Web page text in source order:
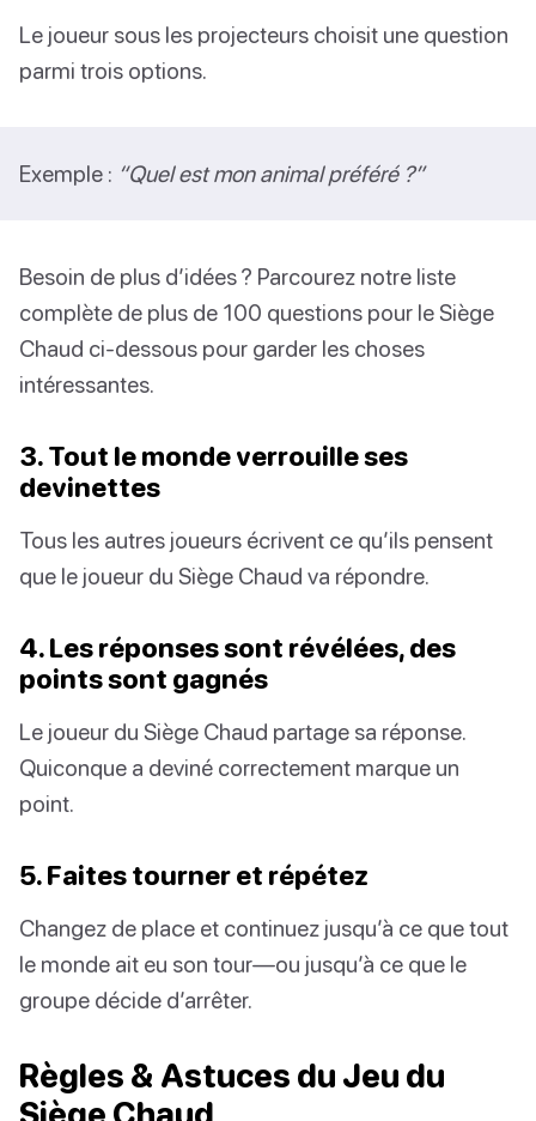
Le joueur sous les projecteurs choisit une question
parmi trois options.
Exemple : “Quel est mon animal préféré ?”
Besoin de plus d’idées ? Parcourez notre liste
complète de plus de 100 questions pour le Siège
Chaud ci-dessous pour garder les choses
intéressantes.
3. Tout le monde verrouille ses
devinettes
Tous les autres joueurs écrivent ce qu’ils pensent
que le joueur du Siège Chaud va répondre.
4. Les réponses sont révélées, des
points sont gagnés
Le joueur du Siège Chaud partage sa réponse.
Quiconque a deviné correctement marque un
point.
5. Faites tourner et répétez
Changez de place et continuez jusqu’à ce que tout
le monde ait eu son tour—ou jusqu’à ce que le
groupe décide d’arrêter.
Règles & Astuces du Jeu du